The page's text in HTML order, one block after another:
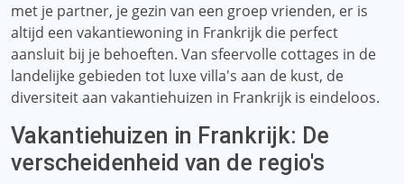
met je partner, je gezin van een groep vrienden, er is
altijd een vakantiewoning in Frankrijk die perfect
aansluit bij je behoeften. Van sfeervolle cottages in de
landelijke gebieden tot luxe villa's aan de kust, de
diversiteit aan vakantiehuizen in Frankrijk is eindeloos.
Vakantiehuizen in Frankrijk: De
verscheidenheid van de regio's